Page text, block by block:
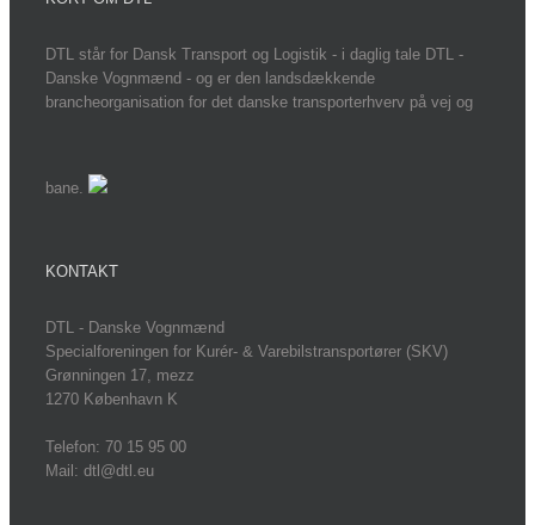
DTL står for Dansk Transport og Logistik - i daglig tale DTL -
Danske Vognmænd - og er den landsdækkende
brancheorganisation for det danske transporterhverv på vej og
bane.
KONTAKT
DTL - Danske Vognmænd
Specialforeningen for Kurér- & Varebilstransportører (SKV)
Grønningen 17, mezz
1270 København K
Telefon: 70 15 95 00
Mail: dtl@dtl.eu